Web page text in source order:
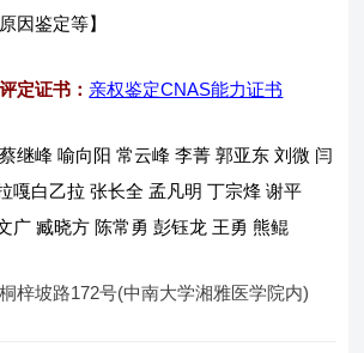
因鉴定等】
定证书： 亲权鉴定CNAS能力证书
蔡继峰 喻向阳 常云峰 李菁 郭亚东 刘微 闫
嘎白乙拉 张长全 孟凡明 丁宗烽 谢平
广 臧晓方 陈常勇 彭钰龙 王勇 熊鲲
梓坡路172号(中南大学湘雅医学院内)